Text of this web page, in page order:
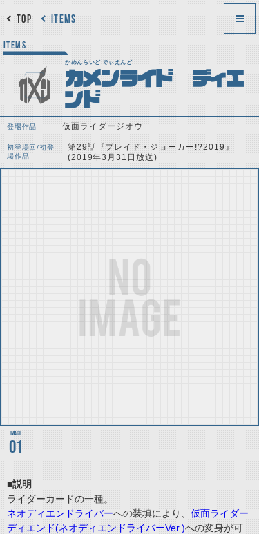
ITEMS
TOP
ITEMS
かめんらいど でぃえんど
カメンライド ディエ
ンド
登場作品 仮面ライダージオウ
初登場回/初登
場作品
第29話『ブレイド・ジョーカー!?2019』
(2019年3月31日放送)
01
■説明
ライダーカードの一種。
ネオディエンドライバーへの装填により、 仮面ライダー
ディエンド(ネオディエンドライバーVer.)への変身が可